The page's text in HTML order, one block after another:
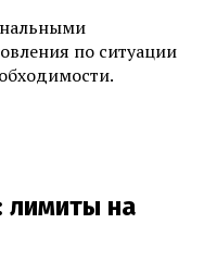
по ситуации
лимиты на